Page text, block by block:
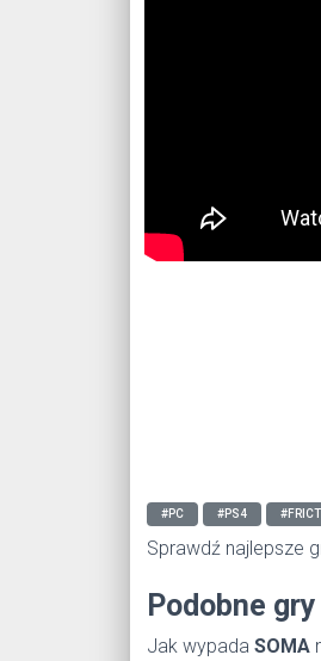
#PC #PS4
Sprawdź najlepsze
Podobne gry
Jak wypada SOMA